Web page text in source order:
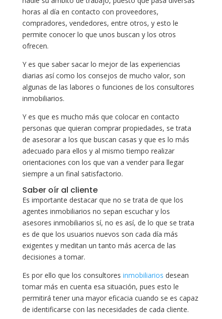
horas al día en contacto con proveedores,
compradores, vendedores, entre otros, y esto le
permite conocer lo que unos buscan y los otros
ofrecen.
Y es que saber sacar lo mejor de las experiencias
diarias así como los consejos de mucho valor, son
algunas de las labores o funciones de los consultores
inmobiliarios.
Y es que es mucho más que colocar en contacto
personas que quieran comprar propiedades, se trata
de asesorar a los que buscan casas y que es lo más
adecuado para ellos y al mismo tiempo realizar
orientaciones con los que van a vender para llegar
siempre a un final satisfactorio.
Saber oír al cliente
Es importante destacar que no se trata de que los
agentes inmobiliarios no sepan escuchar y los
asesores inmobiliarios sí, no es así, de lo que se trata
es de que los usuarios nuevos son cada día más
exigentes y meditan un tanto más acerca de las
decisiones a tomar.
Es por ello que los consultores inmobiliarios desean
tomar más en cuenta esa situación, pues esto le
permitirá tener una mayor eficacia cuando se es capaz
de identificarse con las necesidades de cada cliente.